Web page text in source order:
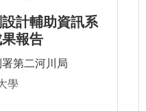
計輔助資訊系
報告
第二河川局
學